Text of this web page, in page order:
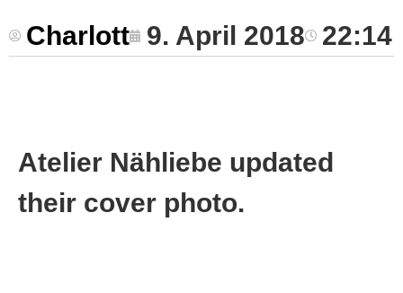
Charlott 9. April 2018 22:14
Atelier Nähliebe updated
their cover photo.